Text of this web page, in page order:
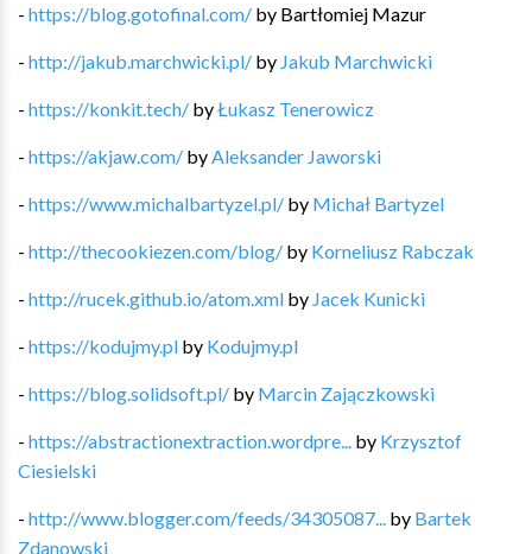
- https://blog.gotofinal.com/ by Bartłomiej Mazur
- http://jakub.marchwicki.pl/ by Jakub Marchwicki
- https://konkit.tech/ byŁukasz Tenerowicz
- https://akjaw.com/ by Aleksander Jaworski
- https://www.michalbartyzel.pl/ by Michał Bartyzel
- http://thecookiezen.com/blog/ by Korneliusz Rabczak
- http://rucek.github.io/atom.xml by Jacek Kunicki
- https://kodujmy.pl by Kodujmy.pl
- https://blog.solidsoft.pl/ by Marcin Zajączkowski
- https://abstractionextraction.wordpre... by Krzysztof
Ciesielski
- http://www.blogger.com/feeds/34305087... by Bartek
Zdanowski